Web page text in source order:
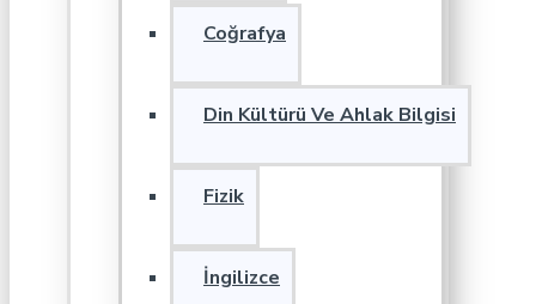
Coğrafya
Din Kültürü Ve Ahlak Bilgisi
Fizik
İngilizce